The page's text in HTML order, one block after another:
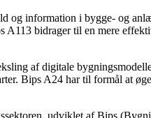
og information i bygge- og
A113 bidrager til en mere
af digitale
Bips A24 har til formål at
udviklet af Bips